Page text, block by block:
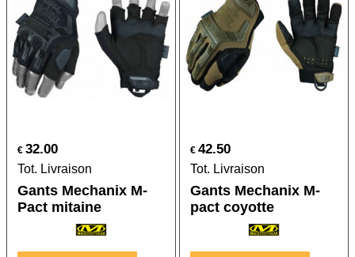
€ 32.00
Tot. Livraison
Gants Mechanix M-
Pact mitaine
€ 42.50
Tot. Livraison
Gants Mechanix M-
pact coyotte